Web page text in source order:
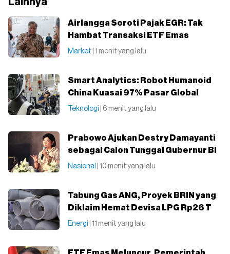
Lainnya
Airlangga Soroti Pajak EGR: Tak
Hambat Transaksi ETF Emas
Market | 1 menit yang lalu
Smart Analytics: Robot Humanoid
China Kuasai 97% Pasar Global
Teknologi | 6 menit yang lalu
Prabowo Ajukan Destry Damayanti
sebagai Calon Tunggal Gubernur BI
Nasional | 10 menit yang lalu
Tabung Gas ANG, Proyek BRIN yang
Diklaim Hemat Devisa LPG Rp26 T
Energi | 11 menit yang lalu